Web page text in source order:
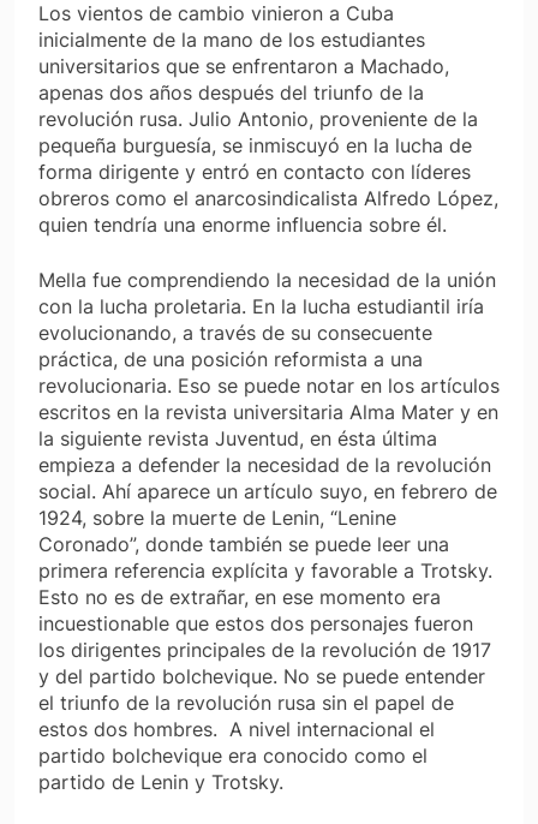
Los vientos de cambio vinieron a Cuba
inicialmente de la mano de los estudiantes
universitarios que se enfrentaron a Machado,
apenas dos años después del triunfo de la
revolución rusa. Julio Antonio, proveniente de la
pequeña burguesía, se inmiscuyó en la lucha de
forma dirigente y entró en contacto con líderes
obreros como el anarcosindicalista Alfredo López,
quien tendría una enorme influencia sobre él.
Mella fue comprendiendo la necesidad de la unión
con la lucha proletaria. En la lucha estudiantil iría
evolucionando, a través de su consecuente
práctica, de una posición reformista a una
revolucionaria. Eso se puede notar en los artículos
escritos en la revista universitaria Alma Mater y en
la siguiente revista Juventud, en ésta última
empieza a defender la necesidad de la revolución
social. Ahí aparece un artículo suyo, en febrero de
1924, sobre la muerte de Lenin, “Lenine
Coronado”, donde también se puede leer una
primera referencia explícita y favorable a Trotsky.
Esto no es de extrañar, en ese momento era
incuestionable que estos dos personajes fueron
los dirigentes principales de la revolución de 1917
y del partido bolchevique. No se puede entender
el triunfo de la revolución rusa sin el papel de
estos dos hombres. A nivel internacional el
partido bolchevique era conocido como el
partido de Lenin y Trotsky.